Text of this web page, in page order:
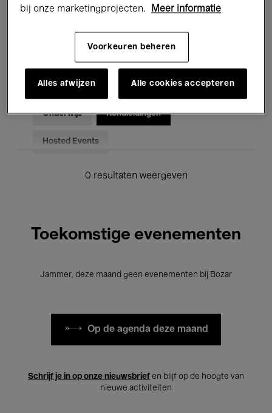
Jazz Klassieke Muziek Global Music
Voor iedereen Kids’ Palace
Onderwijs Rondleidingen
Hosted Events
0 resultaten weergeven
Toekomstige evenementen
Jammer, deze maand geen evenementen bij Bozar
Op de agenda deze maand
Schrijf je in op onze nieuwsbrief en blijf op de hoogte van
nieuwe activiteiten
bij onze marketingprojecten.
Meer informatie
Voorkeuren beheren
Alles afwijzen Alle cookies accepteren